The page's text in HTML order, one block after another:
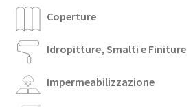
Coperture
Idropitture, Smalti e Finiture
Impermeabilizzazione